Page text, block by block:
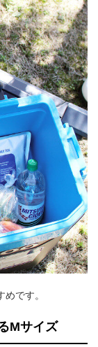
です。
Mサイズ